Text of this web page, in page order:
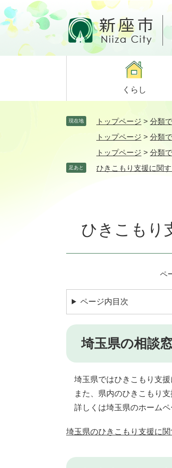
ペ
ー
ジ
メ
ニ
ュ
て
くらし
現在地 トップページ > 分類
トップページ > 分類
トップページ > 分類
足あと ひきこもり支援に関
ひきこもり
ペ
ページ内目次
埼玉県の相談
埼玉県ではひきこもり支援
また、県内のひきこもり支
詳しくは埼玉県のホームペ
埼玉県のひきこもり支援に